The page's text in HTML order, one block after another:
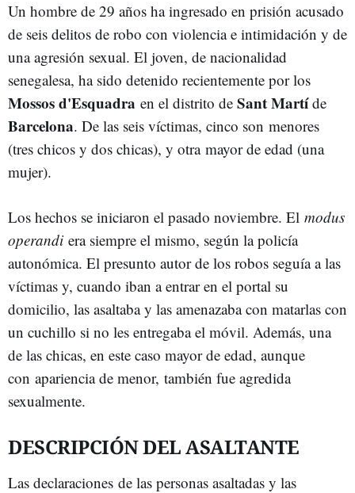
Un hombre de 29 años ha ingresado en prisión acusado
de seis delitos de robo con violencia e intimidación y de
una agresión sexual. El joven, de nacionalidad
senegalesa, ha sido detenido recientemente por los
Mossos d'Esquadra en el distrito de Sant Martíde
Barcelona. De las seis víctimas, cinco son menores
(tres chicos y dos chicas), y otra mayor de edad (una
mujer).
Los hechos se iniciaron el pasado noviembre. El modus
operandi era siempre el mismo, según la policía
autonómica. El presunto autor de los robos seguía a las
víctimas y, cuando iban a entrar en el portal su
domicilio, las asaltaba y las amenazaba con matarlas con
un cuchillo si no les entregaba el móvil. Además, una
de las chicas, en este caso mayor de edad, aunque
con apariencia de menor, también fue agredida
sexualmente.
DESCRIPCIÓN DEL ASALTANTE
Las declaraciones de las personas asaltadas y las